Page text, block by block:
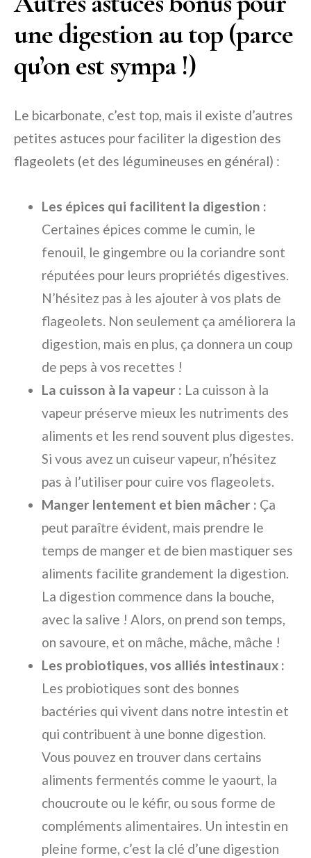
une digestion au top (parce
qu’on est sympa !)
Le bicarbonate, c’est top, mais il existe d’autres
petites astuces pour faciliter la digestion des
flageolets (et des légumineuses en général) :
Les épices qui facilitent la digestion :
Certaines épices comme le cumin, le
fenouil, le gingembre ou la coriandre sont
réputées pour leurs propriétés digestives.
N’hésitez pas à les ajouter à vos plats de
flageolets. Non seulement ça améliorera la
digestion, mais en plus, ça donnera un coup
de peps à vos recettes !
La cuisson à la vapeur : La cuisson à la
vapeur préserve mieux les nutriments des
aliments et les rend souvent plus digestes.
Si vous avez un cuiseur vapeur, n’hésitez
pas à l’utiliser pour cuire vos flageolets.
Manger lentement et bien mâcher : Ça
peut paraître évident, mais prendre le
temps de manger et de bien mastiquer ses
aliments facilite grandement la digestion.
La digestion commence dans la bouche,
avec la salive ! Alors, on prend son temps,
on savoure, et on mâche, mâche, mâche !
Les probiotiques, vos alliés intestinaux :
Les probiotiques sont des bonnes
bactéries qui vivent dans notre intestin et
qui contribuent à une bonne digestion.
Vous pouvez en trouver dans certains
aliments fermentés comme le yaourt, la
choucroute ou le kéfir, ou sous forme de
compléments alimentaires. Un intestin en
pleine forme, c’est la clé d’une digestion